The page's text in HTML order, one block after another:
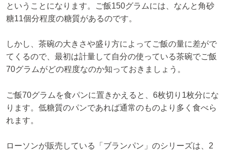
ということになります。ご飯150グラムには、なんと角砂
糖11個分程度の糖質があるのです。
しかし、茶碗の大きさや盛り方によってご飯の量に差がで
てくるので、最初は計量して自分の使っている茶碗でご飯
70グラムがどの程度なのか知っておきましょう。
ご飯70グラムを食パンに置きかえると、6枚切り1枚分にな
ります。低糖質のパンであれば通常のものより多く食べら
れます。
ローソンが販売している「ブランパン」のシリーズは、2